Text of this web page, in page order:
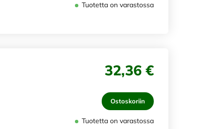
Tuotetta on varastossa
32,36 €
Ostoskoriin
Tuotetta on varastossa